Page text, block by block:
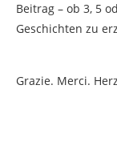
Beitrag – ob 3, 5
Geschichten zu
Grazie. Merci.